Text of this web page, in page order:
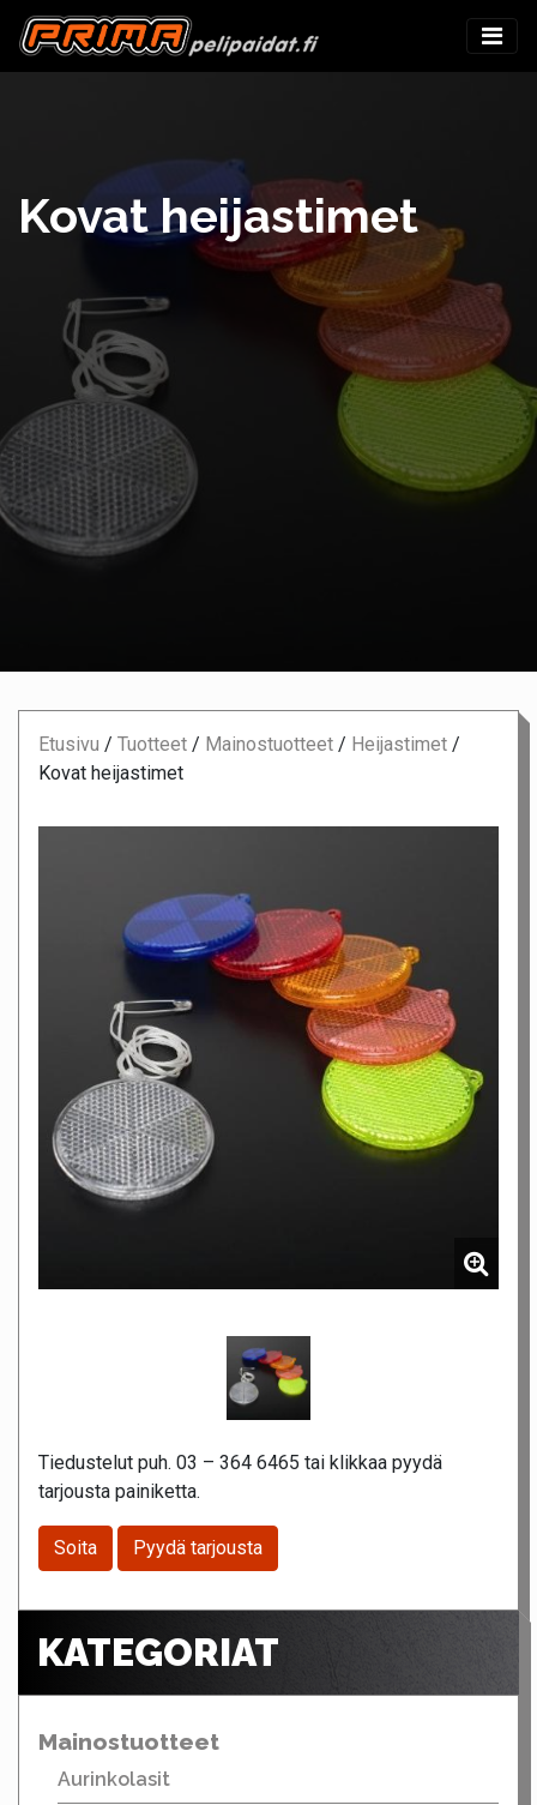
Kovat heijastimet
Etusivu / Tuotteet / Mainostuotteet / Heijastimet /
Kovat heijastimet
Tiedustelut puh. 03 – 364 6465 tai klikkaa pyydä
tarjousta painiketta.
Soita Pyydä tarjousta
KATEGORIAT
Mainostuotteet
Aurinkolasit